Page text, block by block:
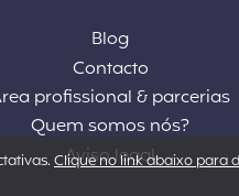
Blog
Contacto
profissional & parcerias
Quem somos nós?
Aviso legal
Clique no link abaixo para